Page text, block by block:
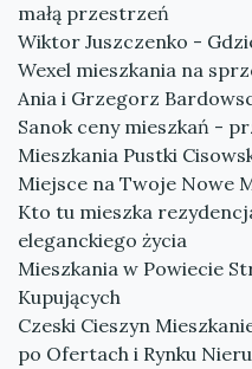
małą przestrzeń
Wiktor Juszczenko -
Wexel mieszkania na
Ania i Grzegorz
Sanok ceny mieszkań -
Mieszkania Pustki
Miejsce na Twoje Nowe
Kto tu mieszka
eleganckiego życia
Mieszkania w Powiecie
Kupujących
Czeski Cieszyn
po Ofertach i Rynku